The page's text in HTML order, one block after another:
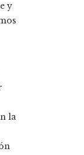
y
la